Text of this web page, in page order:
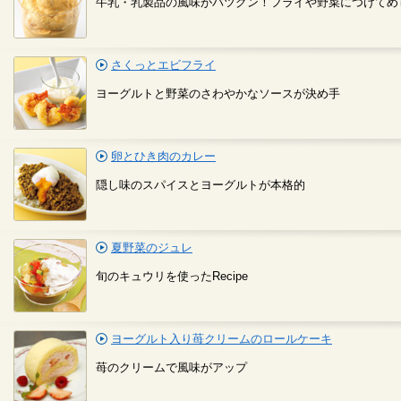
さくっとエビフライ
ヨーグルトと野菜のさわやかなソースが決め手
卵とひき肉のカレー
隠し味のスパイスとヨーグルトが本格的
夏野菜のジュレ
旬のキュウリを使ったRecipe
ヨーグルト入り苺クリームのロールケーキ
苺のクリームで風味がアップ